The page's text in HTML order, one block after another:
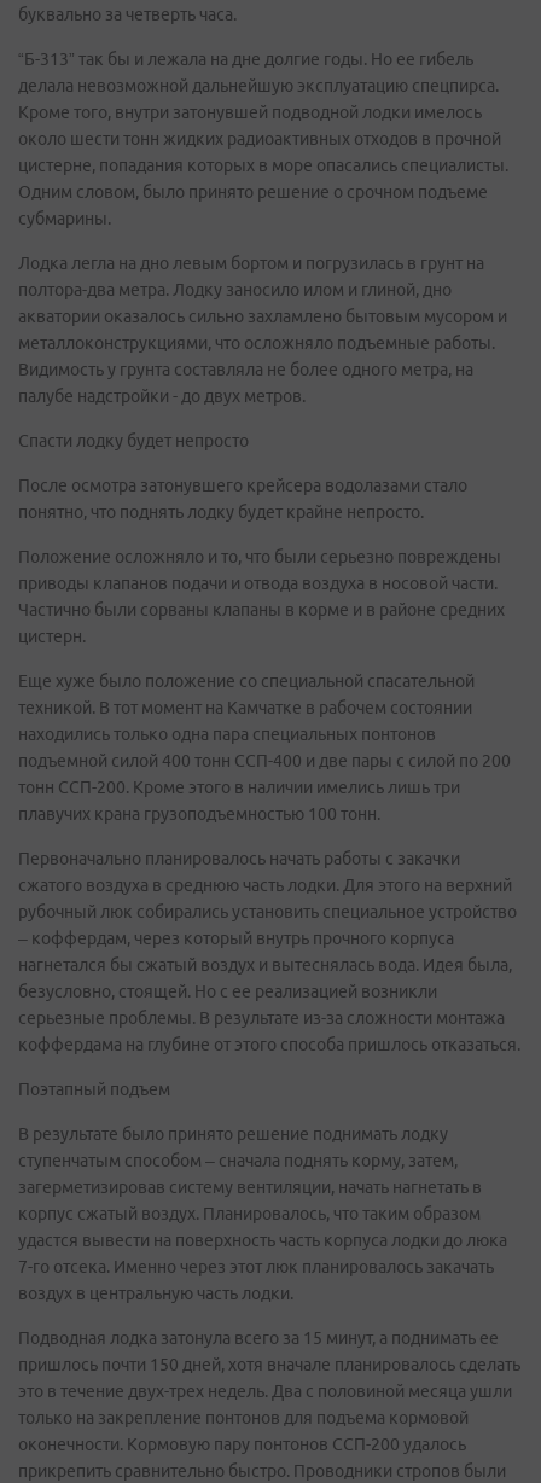
буквально за четверть часа.
“Б-313” так бы и лежала на дне долгие годы. Но ее гибель
делала невозможной дальнейшую эксплуатацию спецпирса.
Кроме того, внутри затонувшей подводной лодки имелось
около шести тонн жидких радиоактивных отходов в прочной
цистерне, попадания которых в море опасались специалисты.
Одним словом, было принято решение о срочном подъеме
субмарины.
Лодка легла на дно левым бортом и погрузилась в грунт на
полтора-два метра. Лодку заносило илом и глиной, дно
акватории оказалось сильно захламлено бытовым мусором и
металлоконструкциями, что осложняло подъемные работы.
Видимость у грунта составляла не более одного метра, на
палубе надстройки - до двух метров.
Спасти лодку будет непросто
После осмотра затонувшего крейсера водолазами стало
понятно, что поднять лодку будет крайне непросто.
Положение осложняло и то, что были серьезно повреждены
приводы клапанов подачи и отвода воздуха в носовой части.
Частично были сорваны клапаны в корме и в районе средних
цистерн.
Еще хуже было положение со специальной спасательной
техникой. В тот момент на Камчатке в рабочем состоянии
находились только одна пара специальных понтонов
подъемной силой 400 тонн ССП-400 и две пары с силой по 200
тонн ССП-200. Кроме этого в наличии имелись лишь три
плавучих крана грузоподъемностью 100 тонн.
Первоначально планировалось начать работы с закачки
сжатого воздуха в среднюю часть лодки. Для этого на верхний
рубочный люк собирались установить специальное устройство
– коффердам, через который внутрь прочного корпуса
нагнетался бы сжатый воздух и вытеснялась вода. Идея была,
безусловно, стоящей. Но с ее реализацией возникли
серьезные проблемы. В результате из-за сложности монтажа
коффердама на глубине от этого способа пришлось отказаться.
Поэтапный подъем
В результате было принято решение поднимать лодку
ступенчатым способом – сначала поднять корму, затем,
загерметизировав систему вентиляции, начать нагнетать в
корпус сжатый воздух. Планировалось, что таким образом
удастся вывести на поверхность часть корпуса лодки до люка
7-го отсека. Именно через этот люк планировалось закачать
воздух в центральную часть лодки.
Подводная лодка затонула всего за 15 минут, а поднимать ее
пришлось почти 150 дней, хотя вначале планировалось сделать
это в течение двух-трех недель. Два с половиной месяца ушли
только на закрепление понтонов для подъема кормовой
оконечности. Кормовую пару понтонов ССП-200 удалось
прикрепить сравнительно быстро. Проводники стропов были